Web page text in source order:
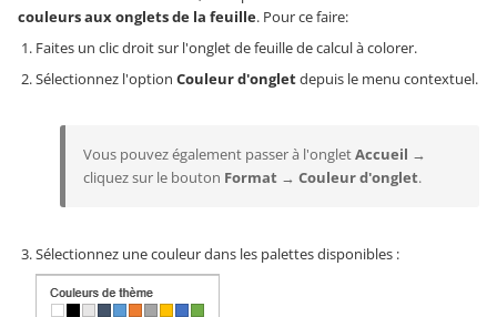
couleurs aux onglets de la feuille. Pour ce faire:
Faites un clic droit sur l'onglet de feuille de calcul à colorer.
Sélectionnez l'option Couleur d'ongletdepuis le menu contextuel.
Vous pouvez également passer à l'ongletAccueil →
cliquez sur le bouton Format → Couleur d'onglet.
Sélectionnez une couleur dans les palettes disponibles :